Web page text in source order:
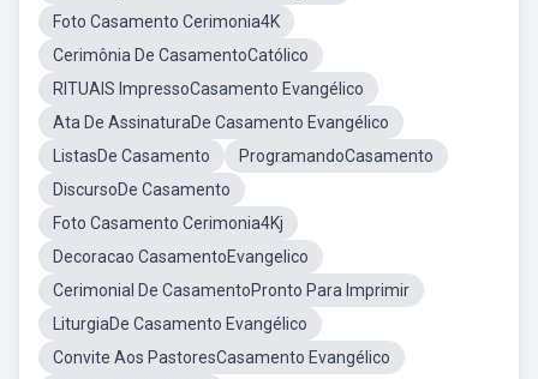
Foto Casamento Cerimonia4K
Cerimônia De CasamentoCatólico
RITUAIS ImpressoCasamento Evangélico
Ata De AssinaturaDe Casamento Evangélico
ListasDe Casamento
ProgramandoCasamento
DiscursoDe Casamento
Foto Casamento Cerimonia4Kj
Decoracao CasamentoEvangelico
Cerimonial De CasamentoPronto Para Imprimir
LiturgiaDe Casamento Evangélico
Convite Aos PastoresCasamento Evangélico